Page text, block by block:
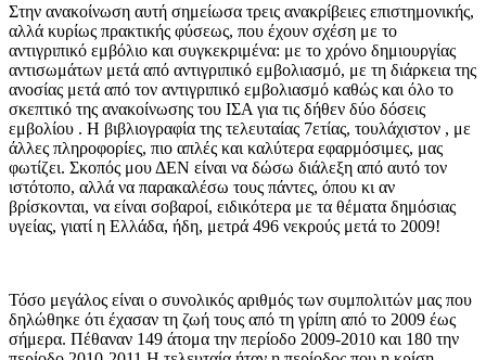
Στην ανακοίνωση αυτή σημείωσα τρεις ανακρίβειες επιστημονικής,
αλλά κυρίως πρακτικής φύσεως, που έχουν σχέση με το
αντιγριπικό εμβόλιο και συγκεκριμένα: με το χρόνο δημιουργίας
αντισωμάτων μετά από αντιγριπικό εμβολιασμό, με τη διάρκεια της
ανοσίας μετά από τον αντιγριπικό εμβολιασμό καθώς και όλο το
σκεπτικό της ανακοίνωσης του ΙΣΑ για τις δήθεν δύο δόσεις
εμβολίου . Η βιβλιογραφία της τελευταίας 7ετίας, τουλάχιστον , με
άλλες πληροφορίες, πιο απλές και καλύτερα εφαρμόσιμες, μας
φωτίζει. Σκοπός μου ΔΕΝ είναι να δώσω διάλεξη από αυτό τον
ιστότοπο, αλλά να παρακαλέσω τους πάντες, όπου κι αν
βρίσκονται, να είναι σοβαροί, ειδικότερα με τα θέματα δημόσιας
υγείας, γιατί η Ελλάδα, ήδη, μετρά 496 νεκρούς μετά το 2009!
Τόσο μεγάλος είναι ο συνολικός αριθμός των συμπολιτών μας που
δηλώθηκε ότι έχασαν τη ζωή τους από τη γρίπη από το 2009 έως
σήμερα. Πέθαναν 149 άτομα την περίοδο 2009-2010 και 180 την